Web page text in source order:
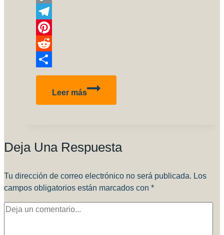
Copy
Link
Telegram
Pinterest
Reddit
Compartir
Leer más
BELL
Deja Una Respuesta
Tu dirección de correo electrónico no será publicada. Los
campos obligatorios están marcados con *